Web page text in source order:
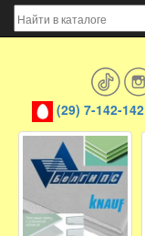
(29) 7-142-142